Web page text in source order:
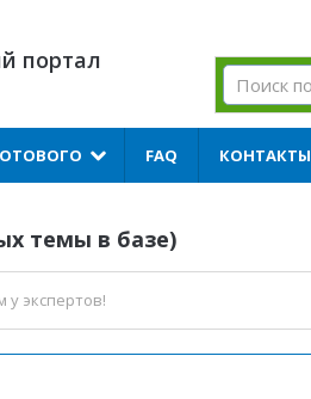
портал
FAQ КОНТАКТЫ
темы в базе)
у экспертов!